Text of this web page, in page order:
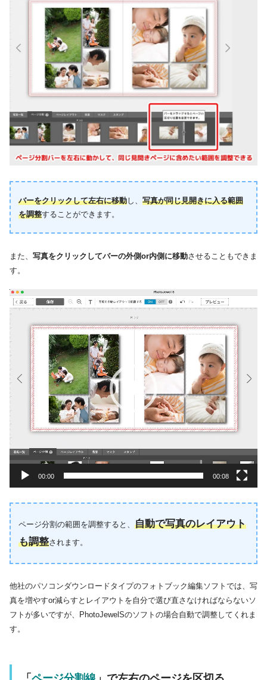
バーをクリックして左右に移動し、 写真が同じ見開きに入る範囲
を調整することができます。
また、 写真をクリックしてバーの外側or内側に移動させることもできま
す。
動
画
プ
00:00 00:08
ページ分割の範囲を調整すると、 自動で写真のレイアウト
も調整されます。
他社のパソコンダウンロードタイプのフォトブック編集ソフトでは、写
真を増やすor減らすとレイアウトを自分で選び直さなければならないソ
フトが多いですが、PhotoJewelSのソフトの場合自動で調整してくれま
す。